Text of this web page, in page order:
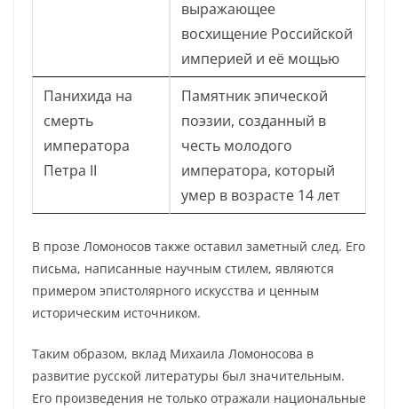
выражающее
восхищение Российской
империей и её мощью
Панихида на
смерть
императора
Петра II
Памятник эпической
поэзии, созданный в
честь молодого
императора, который
умер в возрасте 14 лет
В прозе Ломоносов также оставил заметный след. Его
письма, написанные научным стилем, являются
примером эпистолярного искусства и ценным
историческим источником.
Таким образом, вклад Михаила Ломоносова в
развитие русской литературы был значительным.
Его произведения не только отражали национальные